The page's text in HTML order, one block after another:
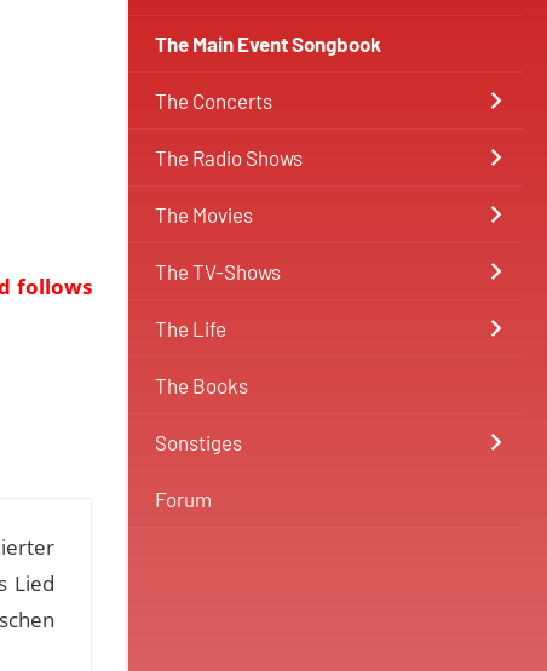
The Main Event Songbook
The Concerts
The Radio Shows
The Movies
The TV-Shows
The Life
The Books
Sonstiges
Forum
follows
Lied